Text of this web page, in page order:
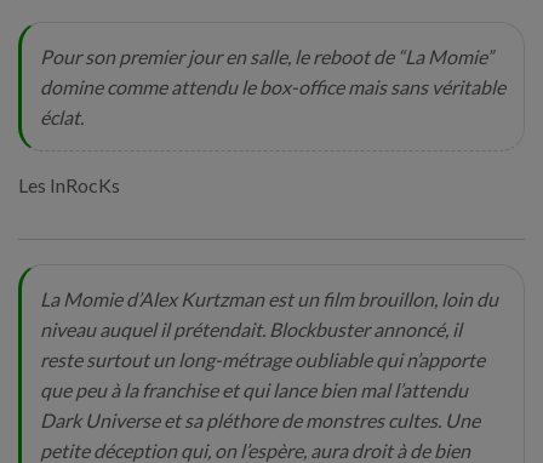
Pour son premier jour en salle, le reboot de “La Momie”
domine comme attendu le box-office mais sans véritable
éclat.
Les InRocKs
La Momie d’Alex Kurtzman est un film brouillon, loin du
niveau auquel il prétendait. Blockbuster annoncé, il
reste surtout un long-métrage oubliable qui n’apporte
que peu à la franchise et qui lance bien mal l’attendu
Dark Universe et sa pléthore de monstres cultes. Une
petite déception qui, on l’espère, aura droit à de bien